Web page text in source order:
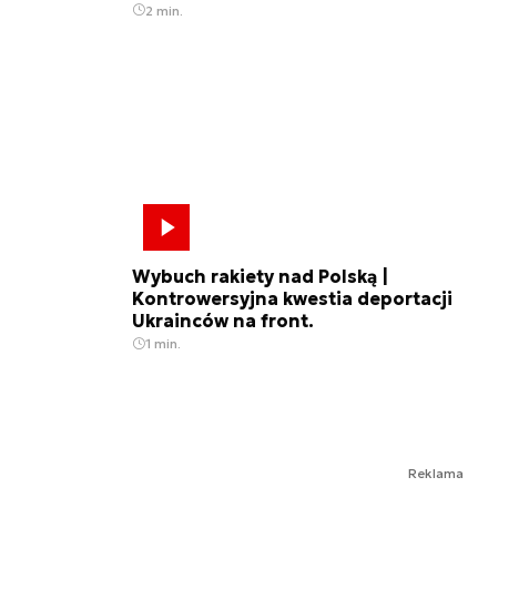
2 min.
Wybuch rakiety nad Polską |
Kontrowersyjna kwestia deportacji
Ukrainców na front.
1 min.
Reklama